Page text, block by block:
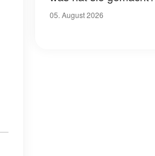
05. August 2026